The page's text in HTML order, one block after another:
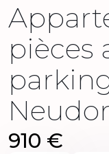
pièces
910 €